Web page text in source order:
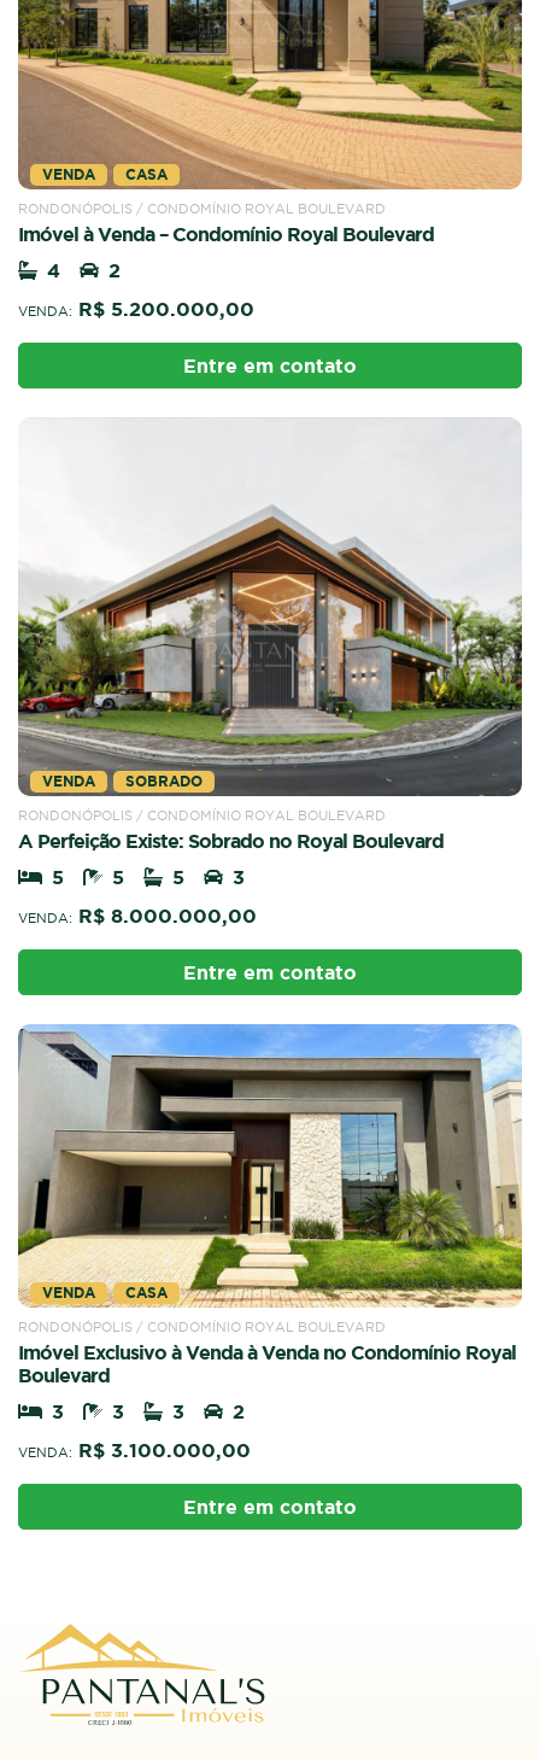
VENDA CASA
RONDONÓPOLIS / CONDOMÍNIO ROYAL BOULEVARD
Imóvel à Venda – Condomínio Royal Boulevard
4
2
VENDA: R$ 5.200.000,00
Entre em contato
VENDA SOBRADO
RONDONÓPOLIS / CONDOMÍNIO ROYAL BOULEVARD
A Perfeição Existe: Sobrado no Royal Boulevard
5
5 5 3
VENDA: R$ 8.000.000,00
Entre em contato
VENDA CASA
RONDONÓPOLIS / CONDOMÍNIO ROYAL BOULEVARD
Imóvel Exclusivo à Venda à Venda no Condomínio Royal
Boulevard
3
3 3 2
VENDA: R$ 3.100.000,00
Entre em contato